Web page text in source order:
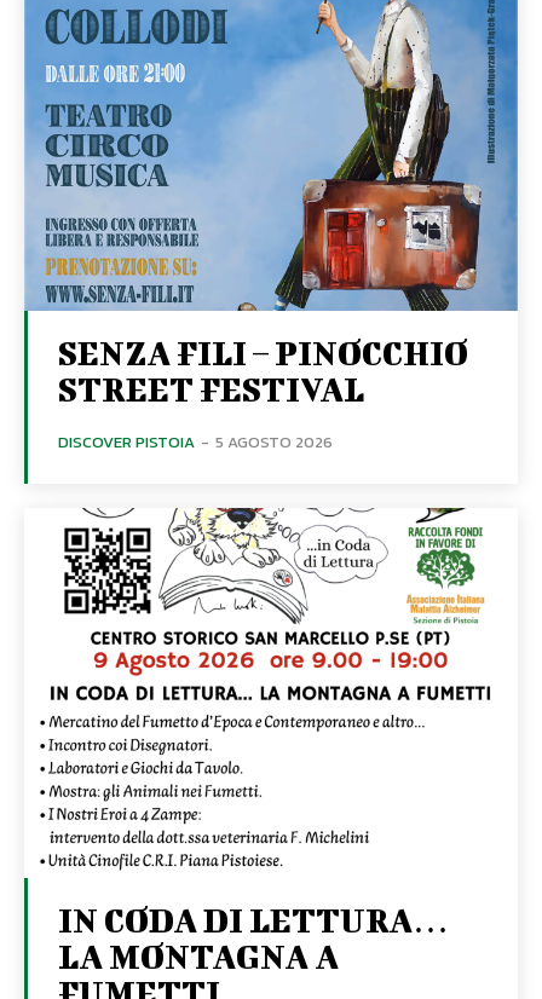
SENZA FILI – PINOCCHIO
STREET FESTIVAL
DISCOVER PISTOIA - 5 AGOSTO 2026
IN CODA DI LETTURA…
LA MONTAGNA A